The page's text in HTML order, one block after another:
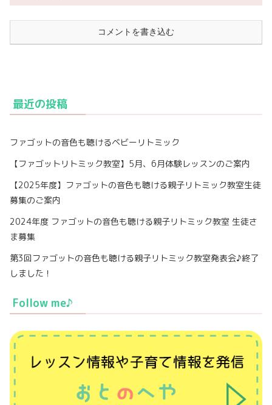
コメントを書き込む
最近の投稿
ファゴットの音色も聴けるベビーリトミック
【ファゴットリトミック教室】5月、6月体験レッスンのご案内
【2025年度】ファゴットの音色も聴ける親子リトミック教室生徒
募集のご案内
2024年度 ファゴットの音色も聴ける親子リトミック教室 生徒さ
ま募集
第3回ファゴットの音色も聴ける親子リトミック教室発表会♪終了
しました！
Follow me♪